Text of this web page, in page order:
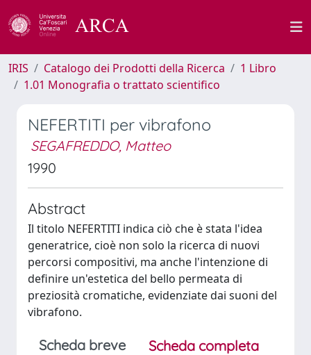
IRIS Catalogo dei Prodotti della Ricerca
1 Libro
1.01 Monografia o trattato scientifico
NEFERTITI per vibrafono
SEGAFREDDO, Matteo
1990
Abstract
Il titolo NEFERTITI indica ciò che è stata l'idea
generatrice, cioè non solo la ricerca di nuovi
percorsi compositivi, ma anche l'intenzione di
definire un'estetica del bello permeata di
preziosità cromatiche, evidenziate dai suoni del
vibrafono.
Scheda breve
Scheda completa